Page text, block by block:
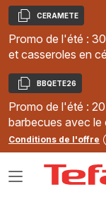
Copier
CERAMETE
Promo de l'été :
et casseroles en
Copier
BBQETE26
Promo de l'été :
barbecues avec
Conditions de l'offre
Ouvrir